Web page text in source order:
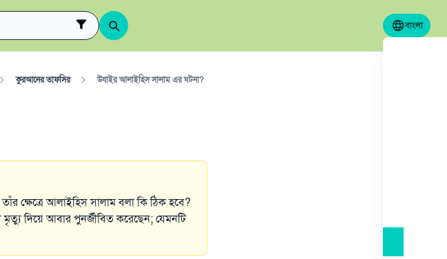
বাংলা
কুরআনের তাফসির উযাইর আলাইহিস সালাম এর ঘটনা?
ক্ষেত্রে আলাইহিস সালাম বলা কি ঠিক হবে?
দিয়ে আবার পুনর্জীবিত করেছেন; যেমনটি